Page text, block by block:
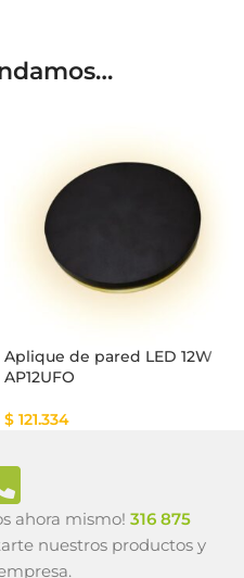
Aplique de pared LED 12W
AP12UFO
$ 121.334
ahora mismo! 316 875
nuestros productos y